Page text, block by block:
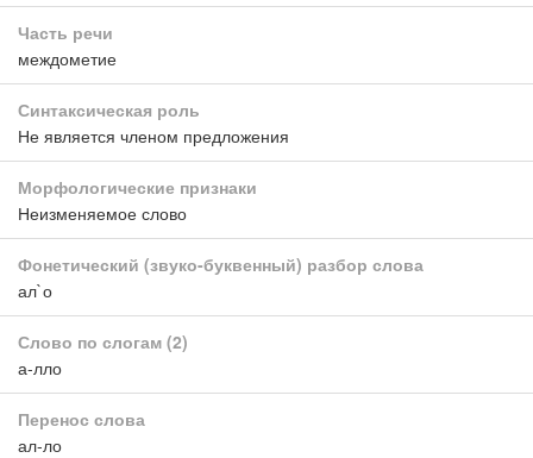
Часть речи
междометие
Синтаксическая роль
Не является членом предложения
Морфологические признаки
Неизменяемое слово
Фонетический (звуко-буквенный) разбор слова
ал`о
Слово по слогам (2)
а-лло
Перенос слова
ал-ло